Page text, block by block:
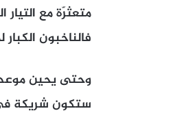
متعثرّة مع
فالناخبون
وحتى يحين موعد
ستكون شريكة في